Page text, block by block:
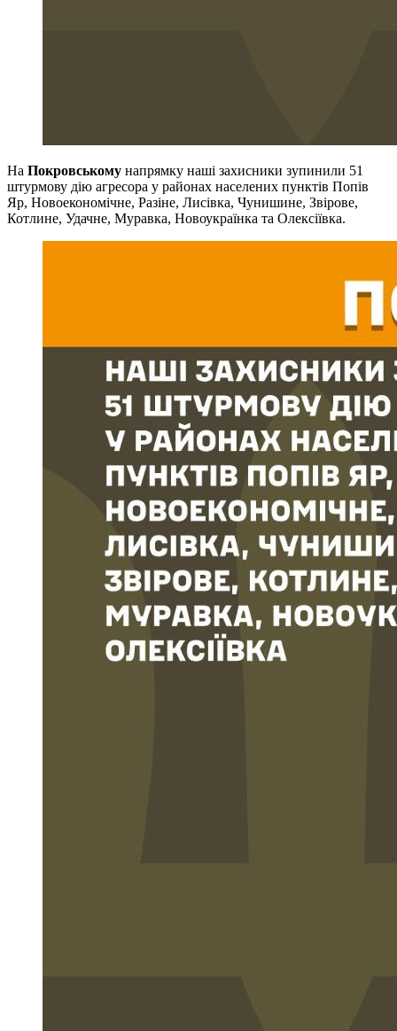
На Покровському напрямку наші захисники зупинили 51
штурмову дію агресора у районах населених пунктів Попів
Яр, Новоекономічне, Разіне, Лисівка, Чунишине, Звірове,
Котлине, Удачне, Муравка, Новоукраїнка та Олексіївка.